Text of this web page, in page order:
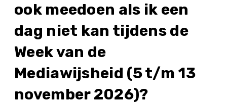
ook meedoen als ik een
dag niet kan tijdens de
Week van de
Mediawijsheid (5 t/m 13
november 2026)?